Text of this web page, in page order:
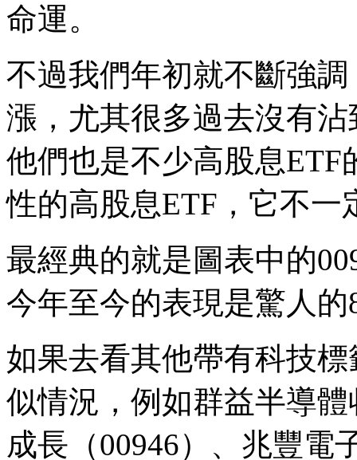
命運。
不過我們年初就不斷強
漲，尤其很多過去沒有
他們也是不少高股息
性的高股息ETF，它不一
最經典的就是圖表中的
今年至今的表現是驚人的
如果去看其他帶有科技
似情況，例如群益半導
成長（00946）、兆豐電